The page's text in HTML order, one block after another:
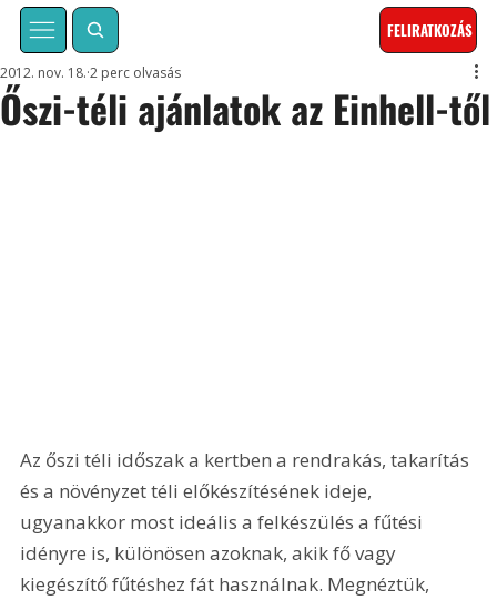
FELIRATKOZÁS
Őszi-téli ajánlatok az Einhell-től
2012. nov. 18. 2 perc olvasás
Az őszi téli időszak a kertben a rendrakás, takarítás
és a növényzet téli előkészítésének ideje,
ugyanakkor most ideális a felkészülés a fűtési
idényre is, különösen azoknak, akik fő vagy
kiegészítő fűtéshez fát használnak. Megnéztük,